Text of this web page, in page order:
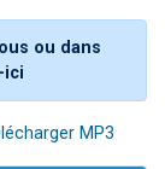
ou dans
ici
MP3